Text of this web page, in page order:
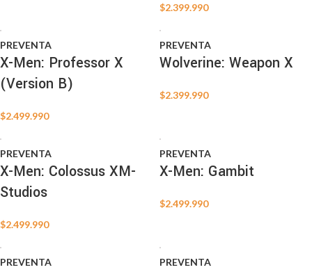
$2.399.990
PREVENTA
X-Men: Professor X
(Version B)
$2.499.990
PREVENTA
Wolverine: Weapon X
$2.399.990
PREVENTA
X-Men: Colossus XM-
Studios
$2.499.990
PREVENTA
X-Men: Gambit
$2.499.990
PREVENTA PREVENTA